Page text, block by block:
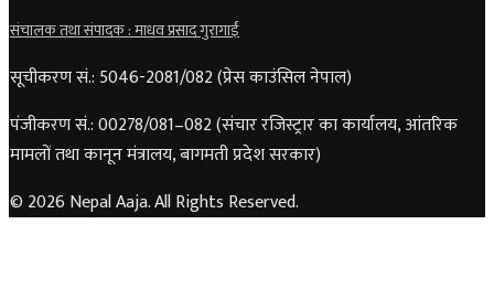
संचालक तथा संपादक : माधव प्रसाद गुरागाईं
सूचीकरण सं.: 5046-2081/082 (प्रेस काउंसिल नेपाल)
पंजीकरण सं.: 00278/081–082 (संचार रजिस्ट्रार का कार्यालय, आंतरिक
मामलों तथा कानून मंत्रालय, बागमती प्रदेश सरकार)
© 2026 Nepal Aaja. All Rights Reserved.